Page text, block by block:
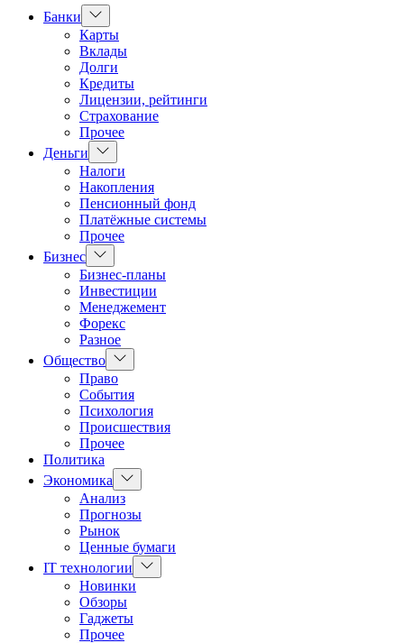
Банки
Показать
подменю
Карты
Вклады
Долги
Кредиты
Лицензии, рейтинги
Страхование
Прочее
Деньги
Показать
подменю
Налоги
Накопления
Пенсионный фонд
Платёжные системы
Прочее
Бизнес Показать
подменю
Бизнес-планы
Инвестиции
Менеджемент
Форекс
Разное
Общество Показать
подменю
Право
События
Психология
Происшествия
Прочее
Политика
Экономика
Показать
подменю
Анализ
Прогнозы
Рынок
Ценные бумаги
IT технологии
Показать
подменю
Новинки
Обзоры
Гаджеты
Прочее